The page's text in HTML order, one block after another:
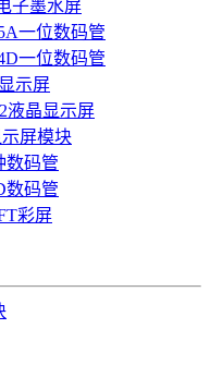
子墨水屏
一位数码管
一位数码管
示屏
液晶显示屏
屏模块
数码管
数码管
彩屏